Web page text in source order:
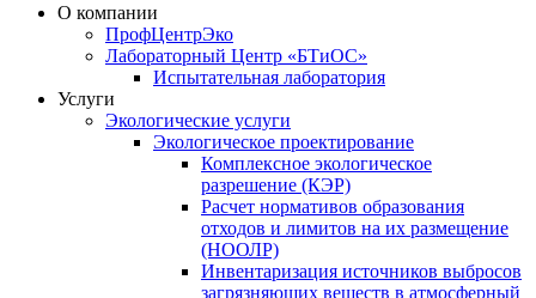
О компании
ПрофЦентрЭко
Лабораторный Центр «БТиОС»
Испытательная лаборатория
Услуги
Экологические услуги
Экологическое проектирование
Комплексное экологическое
разрешение (КЭР)
Расчет нормативов образования
отходов и лимитов на их размещение
(НООЛР)
Инвентаризация источников выбросов
загрязняющих веществ в атмосферный